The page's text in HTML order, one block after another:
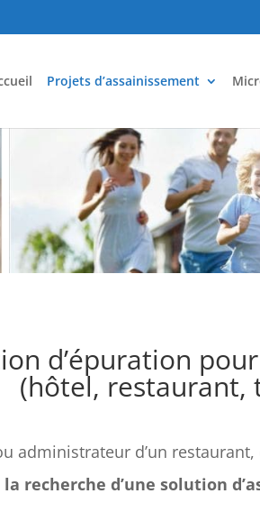
Projets d’assainissement
d’épuration
(hôtel, restaurant,
administrateur d’un restaurant,
recherche d’une solution